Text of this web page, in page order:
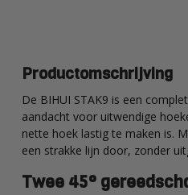
Productomschrijving
De BIHUI STAK9 is een
aandacht voor uitwendige
nette hoek lastig te maken is.
een strakke lijn door, zonder
Twee 45°